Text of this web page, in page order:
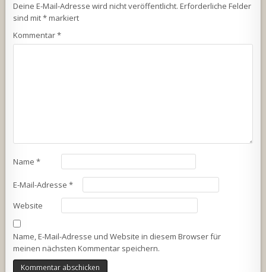
Deine E-Mail-Adresse wird nicht veröffentlicht. Erforderliche Felder
sind mit*markiert
Kommentar*
Name*
E-Mail-Adresse*
Website
Name, E-Mail-Adresse und Website in diesem Browser für
meinen nächsten Kommentar speichern.